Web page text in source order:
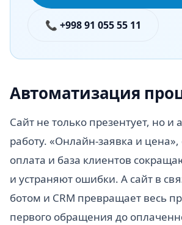
📞 +998 91 055 55 11
Автоматизация
Сайт не только презентует, но и
работу. «Онлайн-заявка и
оплата и база клиентов
и устраняют ошибки. А сайт в
ботом и CRM превращает весь
первого обращения до